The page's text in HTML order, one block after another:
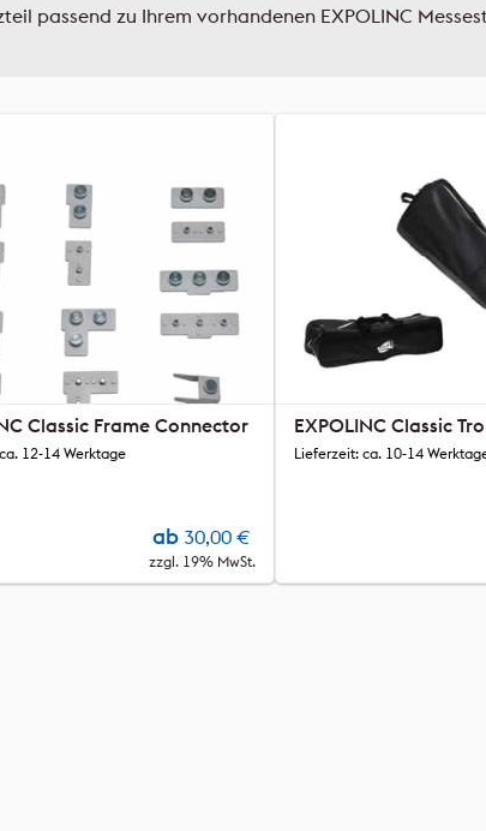
passend zu Ihrem vorhandenen EXPOLINC
Classic Frame Connector
12-14 Werktage
ab 30,00 €
zzgl. 19% MwSt.
EXPOLINC Classic
Lieferzeit: ca. 10-14